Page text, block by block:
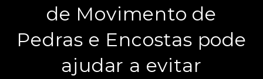
de Movimento de
Pedras e Encostas pode
ajudar a evitar